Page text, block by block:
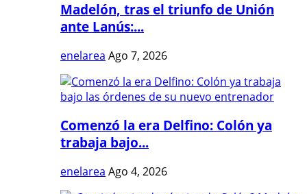
Madelón, tras el triunfo de Unión
ante Lanús:...
enelarea Ago 7, 2026
Comenzó la era Delfino: Colón ya
trabaja bajo...
enelarea Ago 4, 2026